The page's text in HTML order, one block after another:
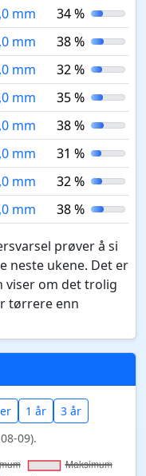
mm
34 %
mm
38 %
mm
32 %
mm
35 %
mm
38 %
mm
31 %
mm
32 %
mm 38 %
prøver å si
neste ukene. Det er
viser om det trolig
tørrere enn
1 år
3 år
09).